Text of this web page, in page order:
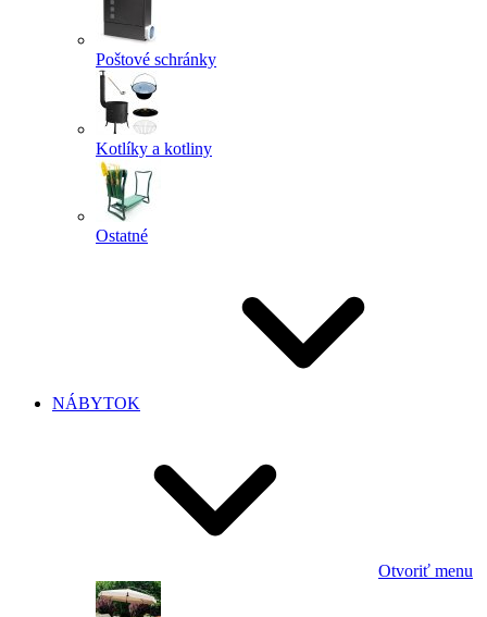
Poštové schránky
Kotlíky a kotliny
Ostatné
NÁBYTOK
Otvoriť menu